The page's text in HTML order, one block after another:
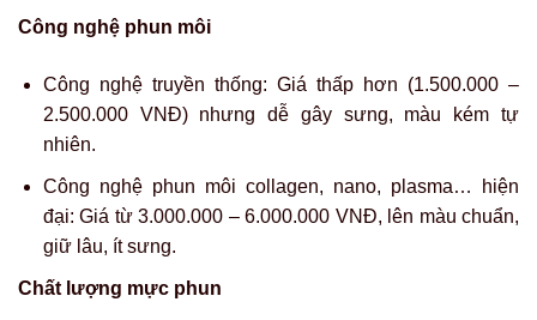
Công nghệ phun môi
Công nghệ truyền thống: Giá thấp hơn (1.500.000 –
2.500.000 VNĐ) nhưng dễ gây sưng, màu kém tự
nhiên.
Công nghệ phun môi collagen, nano, plasma… hiện
đại: Giá từ 3.000.000 – 6.000.000 VNĐ, lên màu chuẩn,
giữ lâu, ít sưng.
Chất lượng mực phun